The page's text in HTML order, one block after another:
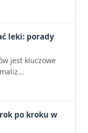
leki: porady
jest kluczowe
po kroku w